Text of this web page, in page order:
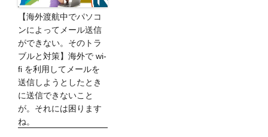
【海外渡航中でパソコ
ンによってメール送信
ができない。そのトラ
ブルと対策】海外で wi-
fi を利用してメールを
送信しようとしたとき
に送信できないこと
が。それには困ります
ね。